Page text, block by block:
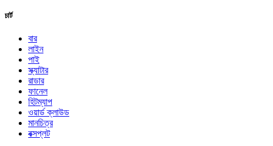
চার্ট
বার
লাইন
পাই
স্ক্যাটার
রাডার
ফানেল
হিটম্যাপ
ওয়ার্ড ক্লাউড
মানচিত্র
বক্সপ্লট